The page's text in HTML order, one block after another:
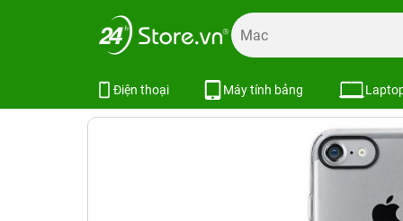
Điện thoại Máy tính bảng
Trang chủ Ốp lưng